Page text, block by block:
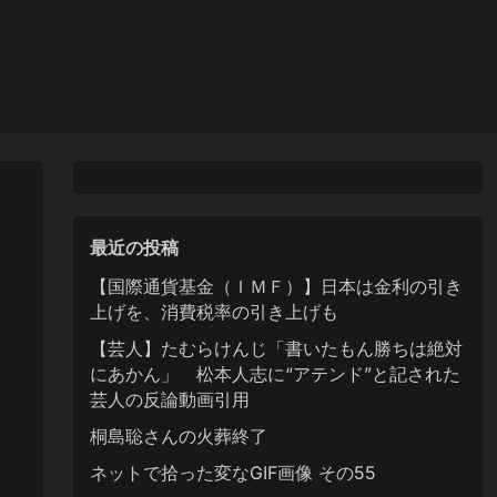
最近の投稿
【国際通貨基金（ＩＭＦ）】日本は金利の引き
上げを、消費税率の引き上げも
【芸人】たむらけんじ「書いたもん勝ちは絶対
にあかん」 松本人志に“アテンド”と記された
芸人の反論動画引用
桐島聡さんの火葬終了
ネットで拾った変なGIF画像 その55